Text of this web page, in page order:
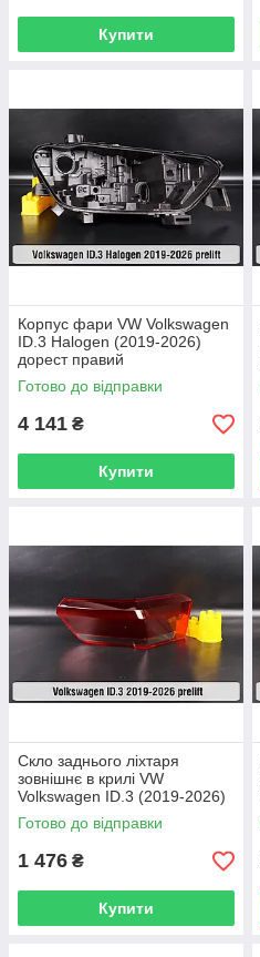
Купити
Корпус фари VW Volkswagen
ID.3 Halogen (2019-2026)
дорест правий
Готово до відправки
4 141 ₴
Купити
Скло заднього ліхтаря
зовнішнє в крилі VW
Volkswagen ID.3 (2019-2026)
дорест праве
Готово до відправки
1 476 ₴
Купити